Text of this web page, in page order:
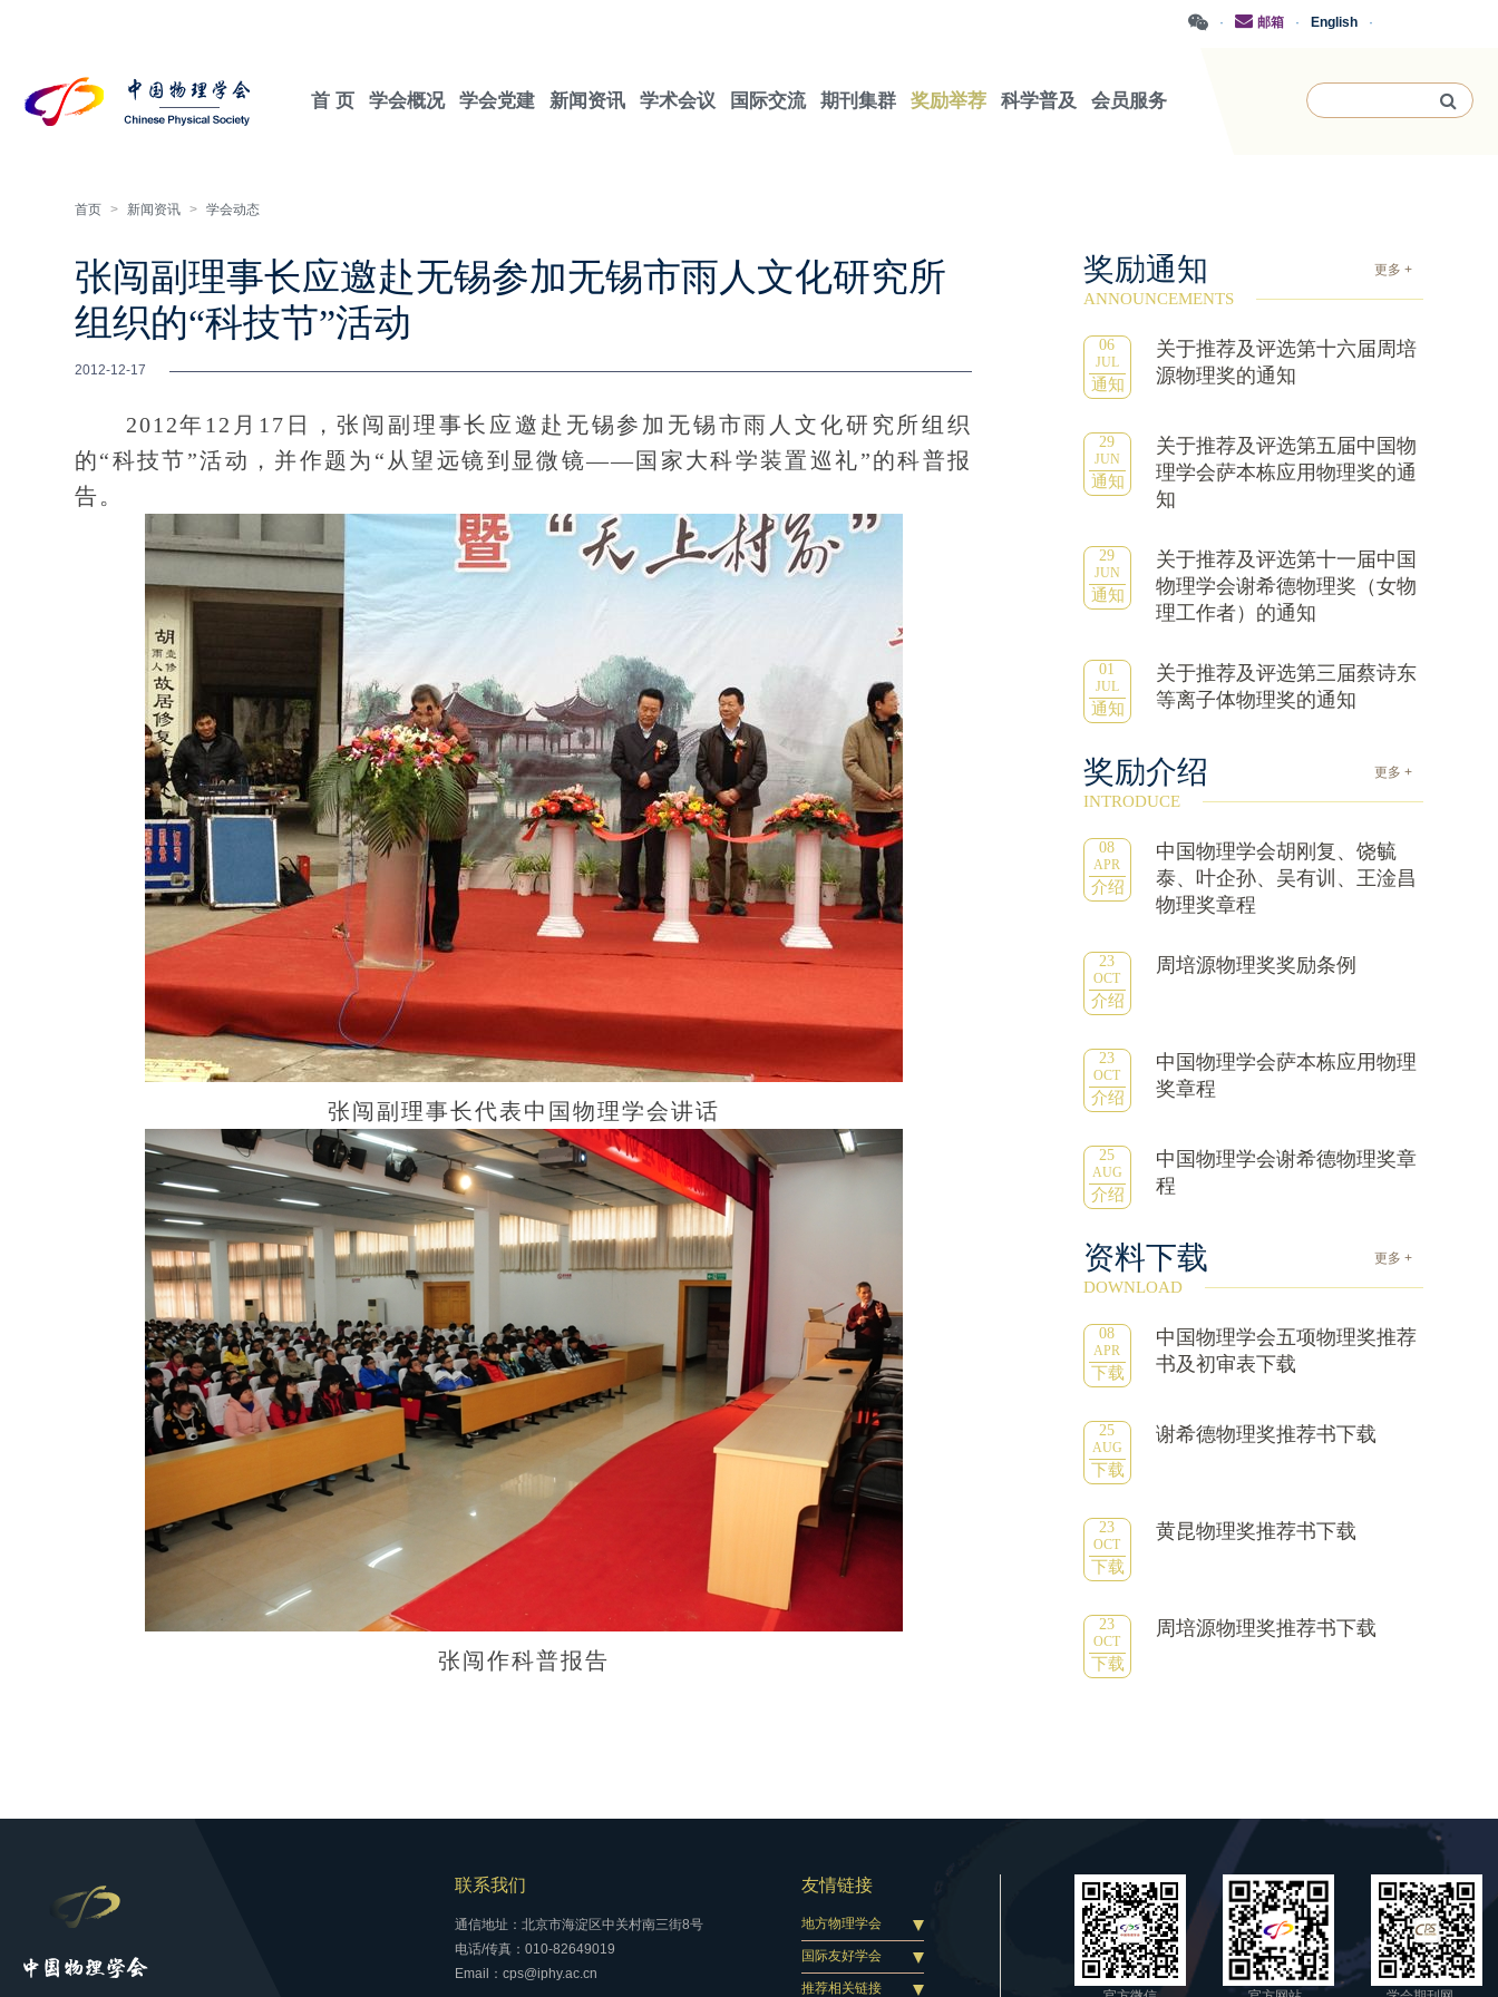
·
English
·
邮箱
·
首 页 学会概况 学会党建 新闻资讯 学术会议 国际交流 期刊集群 奖励举荐 科学普及 会员服务
首页 > 新闻资讯 > 学会动态
张闯副理事长应邀赴无锡参加无锡市雨人文化研究所
组织的“科技节”活动
2012-12-17
2012年12月17日，张闯副理事长应邀赴无锡参加无锡市雨人文化研究所组织
的“科技节”活动，并作题为“从望远镜到显微镜——国家大科学装置巡礼”的科普报
告。
张闯副理事长代表中国物理学会讲话
张闯作科普报告
奖励通知 更多 +
ANNOUNCEMENTS
06
JUL
通知
关于推荐及评选第十六届周培
源物理奖的通知
29
JUN
通知
关于推荐及评选第五届中国物
理学会萨本栋应用物理奖的通
知
29
JUN
通知
关于推荐及评选第十一届中国
物理学会谢希德物理奖（女物
理工作者）的通知
01
JUL
通知
关于推荐及评选第三届蔡诗东
等离子体物理奖的通知
奖励介绍 更多 +
INTRODUCE
08
APR
介绍
中国物理学会胡刚复、饶毓
泰、叶企孙、吴有训、王淦昌
物理奖章程
23
OCT
介绍
周培源物理奖奖励条例
23
OCT
介绍
中国物理学会萨本栋应用物理
奖章程
25
AUG
介绍
中国物理学会谢希德物理奖章
程
资料下载 更多 +
DOWNLOAD
08
APR
下载
中国物理学会五项物理奖推荐
书及初审表下载
25
AUG
下载
谢希德物理奖推荐书下载
23
OCT
下载
黄昆物理奖推荐书下载
23
OCT
下载
周培源物理奖推荐书下载
联系我们
通信地址：北京市海淀区中关村南三街8号
电话/传真：010-82649019
Email：cps@iphy.ac.cn
友情链接
地方物理学会
国际友好学会
推荐相关链接